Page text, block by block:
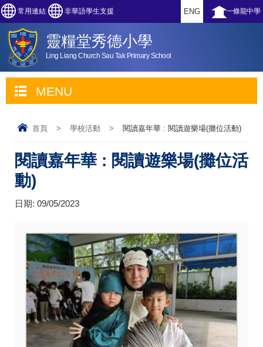
常用連結 非華語學生支援 一條龍中學
ENG
靈糧堂秀德小學
Ling Liang Church Sau Tak Primary School
MENU
首頁 > 學校活動 > 閱讀嘉年華 : 閱讀遊樂場(攤位活動)
閱讀嘉年華 : 閱讀遊樂場(攤位活
動)
日期: 09/05/2023